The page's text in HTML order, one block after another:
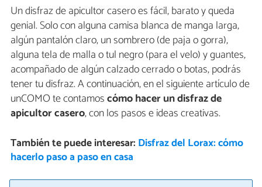
Un disfraz de apicultor casero es fácil, barato y queda
genial. Solo con alguna camisa blanca de manga larga,
algún pantalón claro, un sombrero (de paja o gorra),
alguna tela de malla o tul negro (para el velo) y guantes,
acompañado de algún calzado cerrado o botas, podrás
tener tu disfraz. A continuación, en el siguiente artículo de
unCOMO te contamoscómo hacer un disfraz de
apicultor casero, con los pasos e ideas creativas.
También te puede interesar: Disfraz del Lorax: cómo
hacerlo paso a paso en casa